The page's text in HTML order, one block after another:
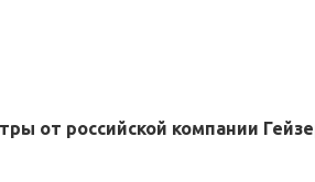
от российской компании